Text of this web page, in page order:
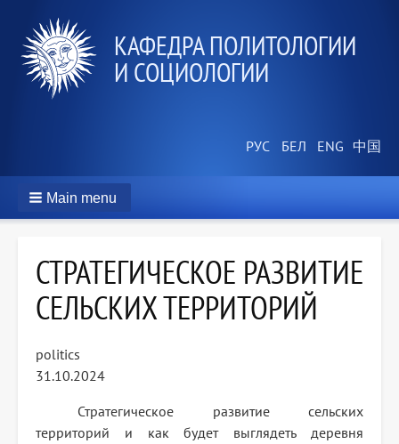
КАФЕДРА ПОЛИТОЛОГИИ
И СОЦИОЛОГИИ
Main menu
СТРАТЕГИЧЕСКОЕ РАЗВИТИЕ
СЕЛЬСКИХ ТЕРРИТОРИЙ
politics
31.10.2024
Стратегическое развитие сельских
территорий и как будет выглядеть деревня